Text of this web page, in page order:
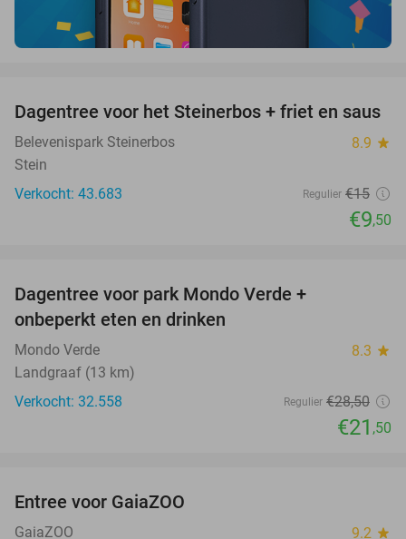
37%
Dagentree voor het Steinerbos + friet en saus
Belevenispark Steinerbos 8.9 star
Stein
Verkocht: 43.683
Regulier €15
€9,50
Dagentree voor park Mondo Verde +
onbeperkt eten en drinken
Mondo Verde 8.3 star
Landgraaf (13 km)
Verkocht: 32.558
Regulier €28,50
€21 ,50
Entree voor GaiaZOO
GaiaZOO 9.2 star